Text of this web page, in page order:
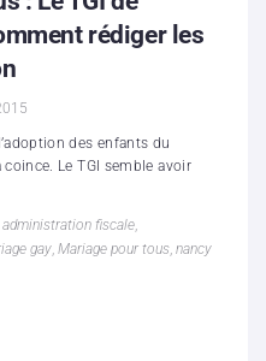
rédiger les
des enfants du
Le TGI semble avoir
administration fiscale,
gay, Mariage pour tous, nancy